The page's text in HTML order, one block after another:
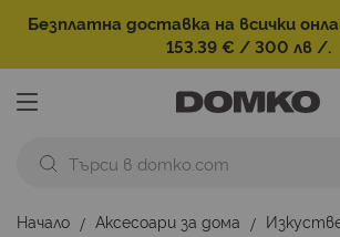
Безплатна доставка на всички
153.39 € / 300 лв /.
Начало Аксесоари за дома